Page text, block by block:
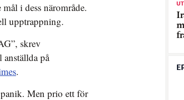
i dess närområde.
upptrappning.
skrev
på
.
Men prio ett för